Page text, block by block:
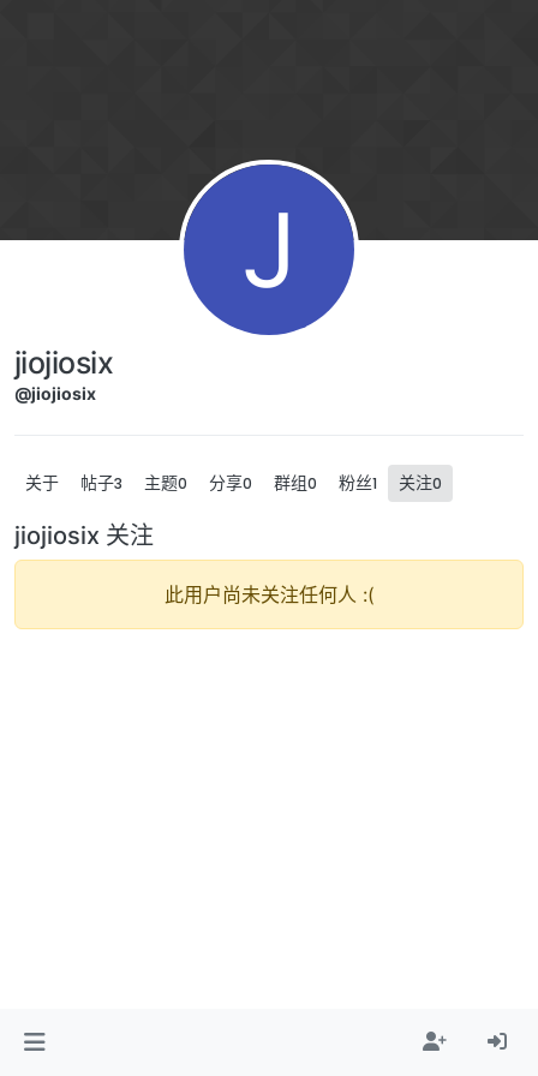
J
jiojiosix
@jiojiosix
关于 帖子3 主题0 分享0 群组0 粉丝1 关注0
jiojiosix 关注
此用户尚未关注任何人 :(